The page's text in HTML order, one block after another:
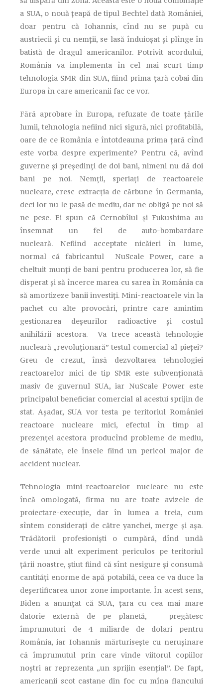
a SUA, o nouă ţeapă de tipul Bechtel dată României,
doar pentru că Iohannis, cînd nu se pupă cu
austriecii şi cu nemţii, se lasă înduioşat şi plînge în
batistă de dragul americanilor. Potrivit acordului,
România va implementa în cel mai scurt timp
tehnologia SMR din SUA, fiind prima ţară cobai din
Europa în care americanii fac ce vor.
Fără aprobare în Europa, refuzate de toate ţările
lumii, tehnologia nefiind nici sigură, nici profitabilă,
oare de ce România e întotdeauna prima ţară cînd
este vorba despre experimente? Pentru că, avînd
guverne şi preşedinţi de doi bani, nimeni nu dă doi
bani pe noi. Nemţii, speriaţi de reactoarele
nucleare, cresc extracţia de cărbune în Germania,
deci lor nu le pasă de mediu, dar ne obligă pe noi să
ne pese. Ei spun că Cernobîlul şi Fukushima au
însemnat un fel de auto-bombardare
nucleară. Nefiind acceptate nicăieri în lume,
normal că fabricantul NuScale Power, care a
cheltuit munţi de bani pentru producerea lor, să fie
disperat şi să încerce marea cu sarea în România ca
să amortizeze banii investiţi. Mini-reactoarele vin la
pachet cu alte provocări, printre care amintim
gestionarea deşeurilor radioactive şi costul
anihilării acestora. Va trece această tehnologie
nucleară „revoluţionară” testul comercial al pieţei?
Greu de crezut, însă dezvoltarea tehnologiei
reactoarelor mici de tip SMR este subvenţionată
masiv de guvernul SUA, iar NuScale Power este
principalul beneficiar comercial al acestui sprijin de
stat. Aşadar, SUA vor testa pe teritoriul României
reactoare nucleare mici, efectul în timp al
prezenţei acestora producînd probleme de mediu,
de sănătate, ele însele fiind un pericol major de
accident nuclear.
Tehnologia mini-reactoarelor nucleare nu este
încă omologată, firma nu are toate avizele de
proiectare-execuţie, dar în lumea a treia, cum
sîntem consideraţi de către yanchei, merge şi aşa.
Trădătorii profesionişti o cumpără, dînd undă
verde unui alt experiment periculos pe teritoriul
ţării noastre, ştiut fiind că sînt nesigure şi consumă
cantităţi enorme de apă potabilă, ceea ce va duce la
deşertificarea unor zone importante. În acest sens,
Biden a anunţat că SUA, ţara cu cea mai mare
datorie externă de pe planetă, pregătesc
împrumuturi de 4 miliarde de dolari pentru
România, iar Iohannis mărturiseşte cu neruşinare
că împrumutul prin care vinde viitorul copiilor
noştri ar reprezenta „un sprijin esenţial”. De fapt,
americanii scot castane din foc cu mîna flancului